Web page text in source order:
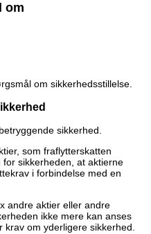
om
om sikkerhedsstillelse.
sikkerhed.
som fraflytterskatten
sikkerheden, at aktierne
i forbindelse med en
andre aktier eller andre
ikke mere kan anses
om yderligere sikkerhed.